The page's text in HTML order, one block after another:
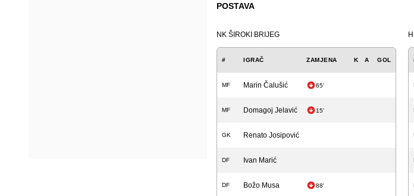
POSTAVA
NK ŠIROKI BRIJEG
# IGRAČ ZAMJENA K A GOL
MF Marin Čalušić 65'
MF Domagoj Jelavić 15'
GK Renato Josipović
DF Ivan Marić
DF Božo Musa 88'